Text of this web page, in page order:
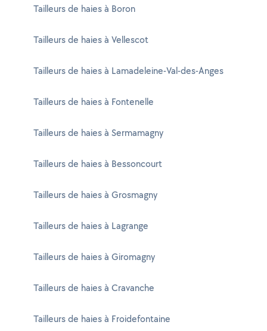
Tailleurs de haies à Boron
Tailleurs de haies à Vellescot
Tailleurs de haies à Lamadeleine-Val-des-Anges
Tailleurs de haies à Fontenelle
Tailleurs de haies à Sermamagny
Tailleurs de haies à Bessoncourt
Tailleurs de haies à Grosmagny
Tailleurs de haies à Lagrange
Tailleurs de haies à Giromagny
Tailleurs de haies à Cravanche
Tailleurs de haies à Froidefontaine